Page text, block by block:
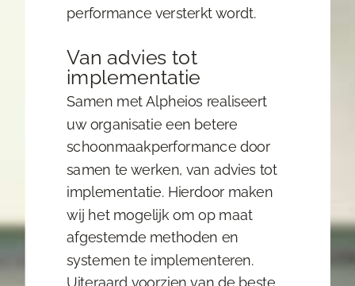
performance versterkt wordt.
Van advies tot
implementatie
Samen met Alpheios realiseert
uw organisatie een betere
schoonmaakperformance door
samen te werken, van advies tot
implementatie. Hierdoor maken
wij het mogelijk om op maat
afgestemde methoden en
systemen te implementeren.